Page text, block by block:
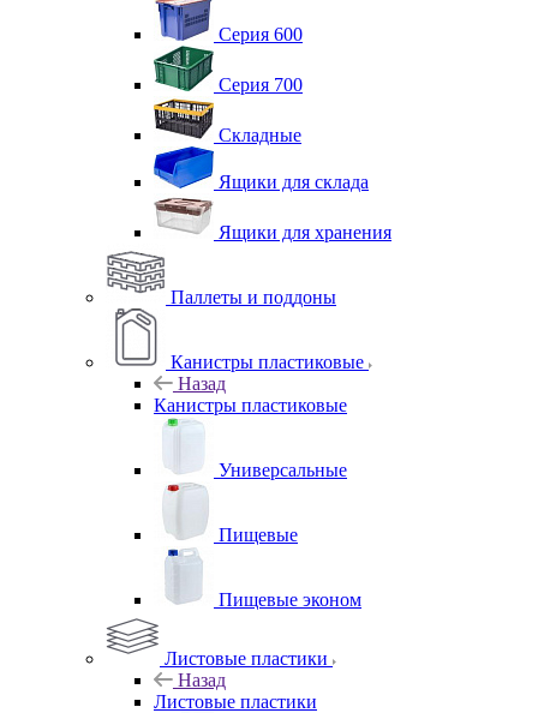
Серия 600
Серия 700
Складные
Ящики для склада
Ящики для хранения
Паллеты и поддоны
Канистры пластиковые
Назад
Канистры пластиковые
Универсальные
Пищевые
Пищевые эконом
Листовые пластики
Назад
Листовые пластики